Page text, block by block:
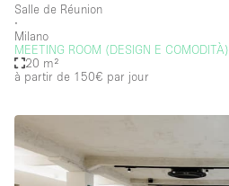
Salle de Réunion
∙
Milano
MEETING ROOM (DESIGN E COMODITÀ)
20 m²
à partir de 150€ par jour